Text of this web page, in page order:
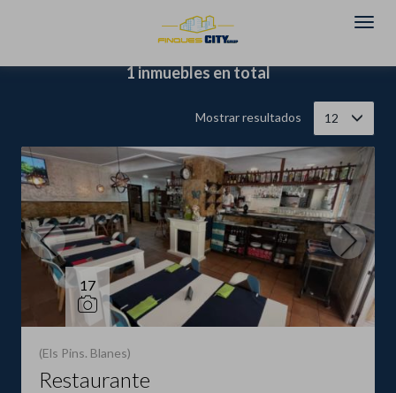
1 inmuebles en total
Mostrar resultados 12
17
(Els Pins. Blanes)
Restaurante